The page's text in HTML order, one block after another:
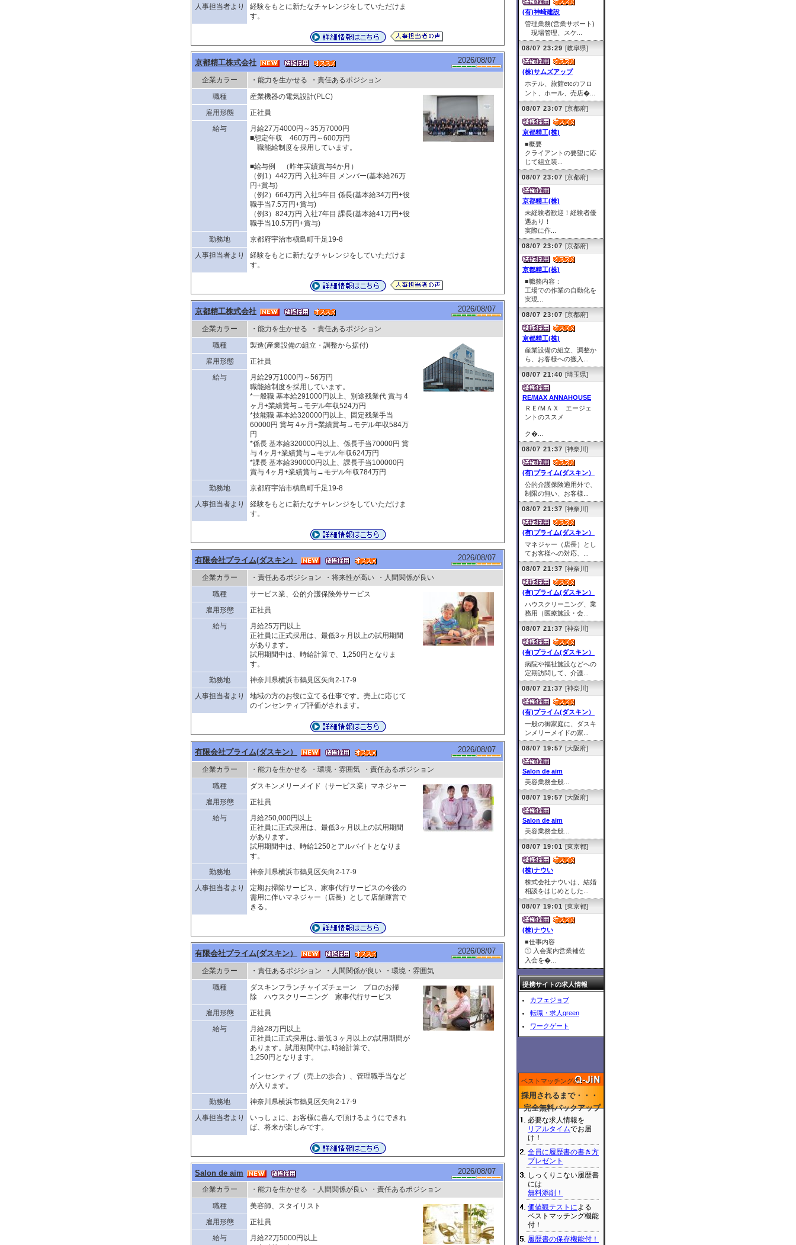
人事担当者より
経験をもとに新たなチャレンジをしていただけま
す。
京都精工株式会社 2026/08/07
企業カラー ・能力を生かせる
・責任あるポジション
職種
産業機器の電気設計(PLC)
雇用形態
正社員
給与
月給27万4000円～35万7000円
■想定年収 460万円～600万円
職能給制度を採用しています。
■給与例 （昨年実績賞与4か月）
（例1）442万円 入社3年目 メンバー(基本給26万
円+賞与)
（例2）664万円 入社5年目 係長(基本給34万円+役
職手当7.5万円+賞与)
（例3）824万円 入社7年目 課長(基本給41万円+役
職手当10.5万円+賞与)
勤務地
京都府宇治市槇島町千足19-8
人事担当者より
経験をもとに新たなチャレンジをしていただけま
す。
京都精工株式会社 2026/08/07
企業カラー ・能力を生かせる
・責任あるポジション
職種
製造(産業設備の組立・調整から据付)
雇用形態
正社員
給与
月給29万1000円～56万円
職能給制度を採用しています。
*一般職 基本給291000円以上、別途残業代 賞与 4
ヶ月+業績賞与→モデル年収524万円
*技能職 基本給320000円以上、固定残業手当
60000円 賞与 4ヶ月+業績賞与→モデル年収584万
円
*係長 基本給320000円以上、係長手当70000円 賞
与 4ヶ月+業績賞与→モデル年収624万円
*課長 基本給390000円以上、課長手当100000円
賞与 4ヶ月+業績賞与→モデル年収784万円
勤務地
京都府宇治市槙島町千足19-8
人事担当者より
経験をもとに新たなチャレンジをしていただけま
す。
有限会社プライム(ダスキン） 2026/08/07
企業カラー ・責任あるポジション ・将来性が高い
・人間関係が良い
職種
サービス業、公的介護保険外サービス
雇用形態
正社員
給与
月給25万円以上
正社員に正式採用は、最低3ヶ月以上の試用期間
があります。
試用期間中は、時給計算で、1,250円となりま
す。
勤務地
神奈川県横浜市鶴見区矢向2-17-9
人事担当者より
地域の方のお役に立てる仕事です。売上に応じて
のインセンティブ評価がされます。
有限会社プライム(ダスキン） 2026/08/07
企業カラー ・能力を生かせる ・環境・雰囲気
・責任あるポジション
職種
ダスキンメリーメイド（サービス業）マネジャー
雇用形態
正社員
給与
月給250,000円以上
正社員に正式採用は、最低3ヶ月以上の試用期間
があります。
試用期間中は、時給1250とアルバイトとなりま
す。
勤務地
神奈川県横浜市鶴見区矢向2-17-9
人事担当者より
定期お掃除サービス、家事代行サービスの今後の
需用に伴いマネジャー（店長）として店舗運営で
きる。
有限会社プライム(ダスキン） 2026/08/07
企業カラー ・責任あるポジション ・人間関係が良い
・環境・雰囲気
職種
ダスキンフランチャイズチェーン プロのお掃
除 ハウスクリーニング 家事代行サービス
雇用形態
正社員
給与
月給28万円以上
正社員に正式採用は､最低３ヶ月以上の試用期間が
あります。試用期間中は､時給計算で、
1,250円となります。
インセンティブ（売上の歩合）、管理職手当など
が入ります。
勤務地
神奈川県横浜市鶴見区矢向2-17-9
人事担当者より
いっしょに、お客様に喜んで頂けるようにできれ
ば、将来が楽しみです。
Salon de aim 2026/08/07
企業カラー ・能力を生かせる ・人間関係が良い
・責任あるポジション
職種
美容師、スタイリスト
雇用形態
正社員
給与
月給22万5000円以上
(有)神崎建設
管理業務(営業サポート)
現場管理、スケ...
08/07 23:29 [岐阜県]
(株)サムズアップ
ホテル、旅館etcのフロ
ント、ホール、売店�...
08/07 23:07 [京都府]
京都精工(株)
■概要
クライアントの要望に応
じて組立装...
08/07 23:07 [京都府]
京都精工(株)
未経験者歓迎！経験者優
遇あり！
実際に作...
08/07 23:07 [京都府]
京都精工(株)
■職務内容：
工場での作業の自動化を
実現...
08/07 23:07 [京都府]
京都精工(株)
産業設備の組立、調整か
ら、お客様への搬入...
08/07 21:40 [埼玉県]
RE/MAX ANNAHOUSE
ＲＥ/ＭＡＸ エージェ
ントのススメ
ク�...
08/07 21:37 [神奈川]
(有)プライム(ダスキン）
公的介護保険適用外で、
制限の無い、お客様...
08/07 21:37 [神奈川]
(有)プライム(ダスキン）
マネジャー（店長）とし
てお客様への対応、...
08/07 21:37 [神奈川]
(有)プライム(ダスキン）
ハウスクリーニング、業
務用（医療施設・会...
08/07 21:37 [神奈川]
(有)プライム(ダスキン）
病院や福祉施設などへの
定期訪問して、介護...
08/07 21:37 [神奈川]
(有)プライム(ダスキン）
一般の御家庭に、ダスキ
ンメリーメイドの家...
08/07 19:57 [大阪府]
Salon de aim
美容業務全般...
08/07 19:57 [大阪府]
Salon de aim
美容業務全般...
08/07 19:01 [東京都]
(株)ナウい
株式会社ナウいは、結婚
相談をはじめとした...
08/07 19:01 [東京都]
(株)ナウい
■仕事内容
① 入会案内営業補佐
入会を�...
提携サイトの求人情報
カフェジョブ
転職・求人green
ワークゲート
ベストマッチングの
採用されるまで・・・
完全無料バックアップ
必要な求人情報を
リアルタイムでお届
け！
全員に履歴書の書き方
プレゼント
しっくりこない履歴書
には
無料添削！
価値観テストによる
ベストマッチング機能
付！
履歴書の保存機能付！